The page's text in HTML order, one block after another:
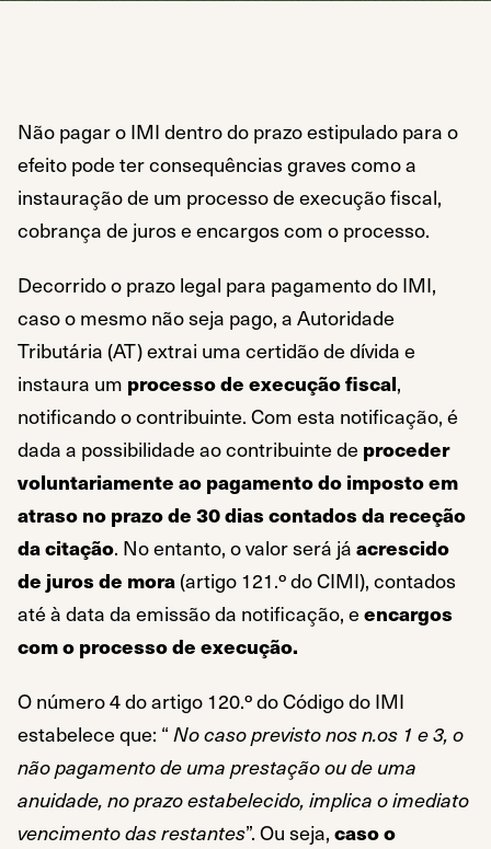
Não pagar o IMI dentro do prazo estipulado para o
efeito pode ter consequências graves como a
instauração de um processo de execução fiscal,
cobrança de juros e encargos com o processo.
Decorrido o prazo legal para pagamento do IMI,
caso o mesmo não seja pago, a Autoridade
Tributária (AT) extrai uma certidão de dívida e
instaura um processo de execução fiscal,
notificando o contribuinte. Com esta notificação, é
dada a possibilidade ao contribuinte de proceder
voluntariamente ao pagamento do imposto em
atraso no prazo de 30 dias contados da receção
da citação. No entanto, o valor será já acrescido
de juros de mora (artigo 121.º do CIMI), contados
até à data da emissão da notificação, eencargos
com o processo de execução.
O número 4 do artigo 120.º do Código do IMI
estabelece que: “ No caso previsto nos n.os 1 e 3, o
não pagamento de uma prestação ou de uma
anuidade, no prazo estabelecido, implica o imediato
vencimento das restantes”. Ou seja, caso o